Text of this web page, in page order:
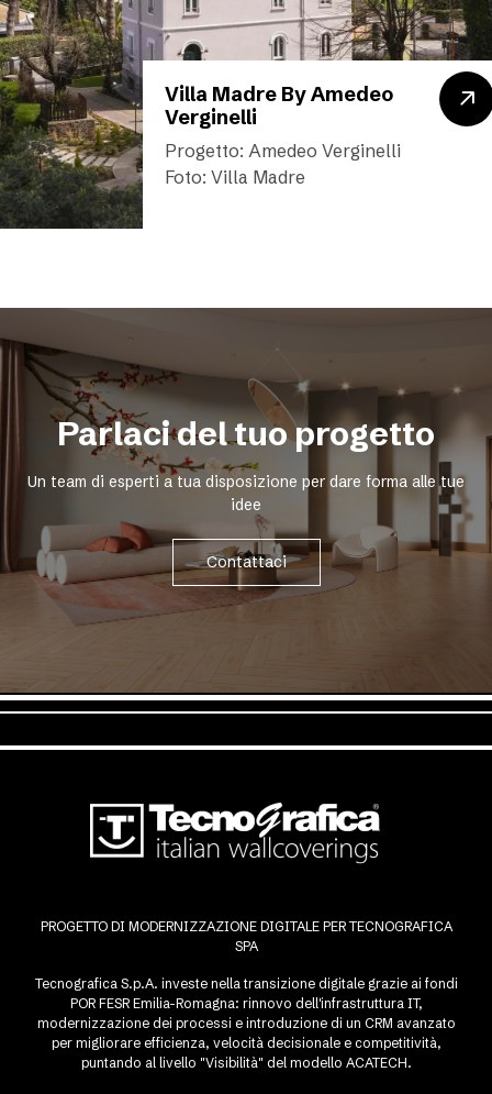
Villa Madre By Amedeo
Verginelli
Progetto: Amedeo Verginelli
Foto: Villa Madre
Parlaci del tuo progetto
Un team di esperti a tua disposizione per dare forma alle tue
idee
Contattaci
PROGETTO DI MODERNIZZAZIONE DIGITALE PER TECNOGRAFICA
SPA
Tecnografica S.p.A. investe nella transizione digitale grazie ai fondi
POR FESR Emilia-Romagna: rinnovo dell'infrastruttura IT,
modernizzazione dei processi e introduzione di un CRM avanzato
per migliorare efficienza, velocità decisionale e competitività,
puntando al livello "Visibilità" del modello ACATECH.